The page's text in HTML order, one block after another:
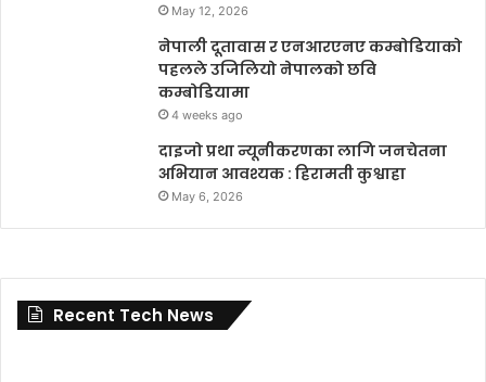
May 12, 2026
नेपाली दूतावास र एनआरएनए कम्बोडियाको
पहलले उजिलियो नेपालको छवि
कम्बोडियामा
4 weeks ago
दाइजो प्रथा न्यूनीकरणका लागि जनचेतना
अभियान आवश्यक : हिरामती कुश्वाहा
May 6, 2026
Recent Tech News